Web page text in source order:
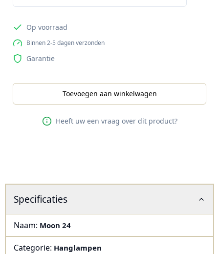
Op voorraad
Binnen 2-5 dagen verzonden
Garantie
Toevoegen aan winkelwagen
Heeft uw een vraag over dit product?
Specificaties
Naam: Moon 24
Categorie: Hanglampen